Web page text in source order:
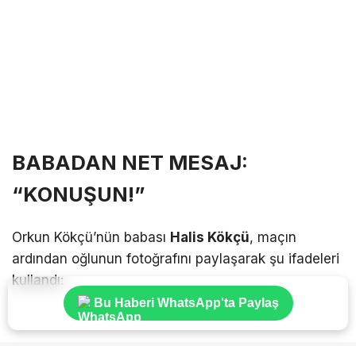
BABADAN NET MESAJ:
“KONUŞUN!”
Orkun Kökçü’nün babası Halis Kökçü, maçın
ardından oğlunun fotoğrafını paylaşarak şu ifadeleri
kullandı:
Bu Haberi WhatsApp'ta Paylaş